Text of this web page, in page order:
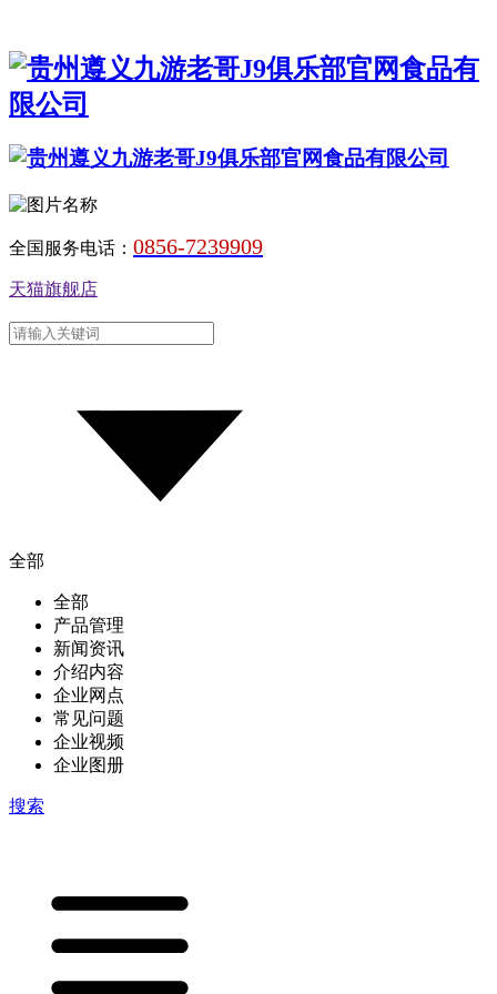
全国服务电话： 0856-7239909
天猫旗舰店
全部
全部
产品管理
新闻资讯
介绍内容
企业网点
常见问题
企业视频
企业图册
搜索